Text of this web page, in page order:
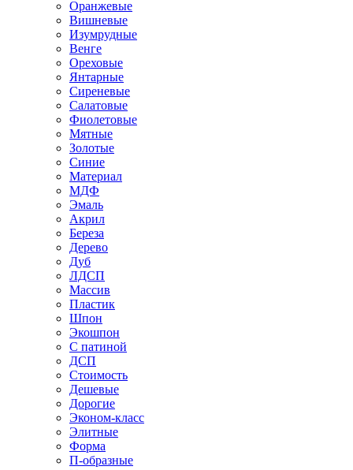
Оранжевые
Вишневые
Изумрудные
Венге
Ореховые
Янтарные
Сиреневые
Салатовые
Фиолетовые
Мятные
Золотые
Синие
Материал
МДФ
Эмаль
Акрил
Береза
Дерево
Дуб
ЛДСП
Массив
Пластик
Шпон
Экошпон
С патиной
ДСП
Стоимость
Дешевые
Дорогие
Эконом-класс
Элитные
Форма
П-образные